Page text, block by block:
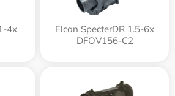
4x
Elcan SpecterDR 1.5-6x
DFOV156-C2